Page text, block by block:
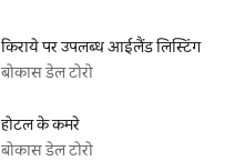
किराये पर उपलब्ध आईलैंड लिस्टिंग
बोकास डेल टोरो
होटल के कमरे
बोकास डेल टोरो